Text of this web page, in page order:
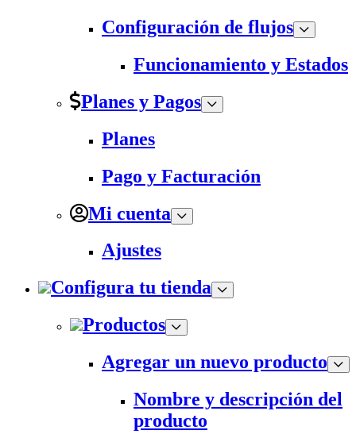
Configuración de flujos
Funcionamiento y Estados
Planes y Pagos
Planes
Pago y Facturación
Mi cuenta
Ajustes
Configura tu tienda
Productos
Agregar un nuevo producto
Nombre y descripción del
producto